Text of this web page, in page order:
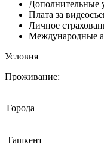
Дополнительные
Плата за
Личное
Международные
Условия
Проживание:
Города
Ташкент